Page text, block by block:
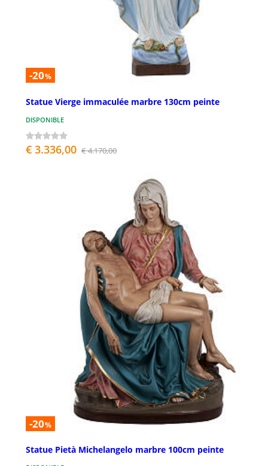
-20%
Statue Vierge immaculée marbre 130cm peinte
DISPONIBLE
€ 3.336,00 € 4.170,00
-20%
Statue Pietà Michelangelo marbre 100cm peinte